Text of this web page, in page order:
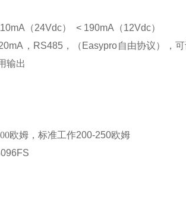
（24Vdc） < 190mA （12Vdc）
， RS485，（ Easypro自由协议），
输出
欧姆 ，标准工作200-250欧姆